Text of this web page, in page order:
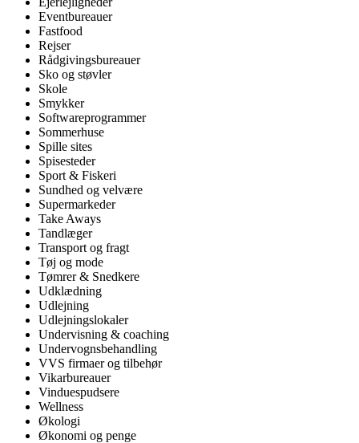
Eventbureauer
Fastfood
Rejser
Rådgivingsbureauer
Sko og støvler
Skole
Smykker
Softwareprogrammer
Sommerhuse
Spille sites
Spisesteder
Sport & Fiskeri
Sundhed og velvære
Supermarkeder
Take Aways
Tandlæger
Transport og fragt
Tøj og mode
Tømrer & Snedkere
Udklædning
Udlejning
Udlejningslokaler
Undervisning & coaching
Undervognsbehandling
VVS firmaer og tilbehør
Vikarbureauer
Vinduespudsere
Wellness
Økologi
Økonomi og penge